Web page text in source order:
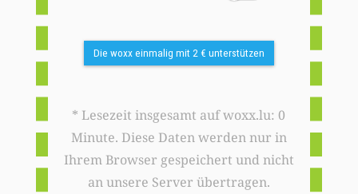
Die woxx einmalig mit 2 € unterstützen
* Lesezeit insgesamt auf woxx.lu: 0
Minute. Diese Daten werden nur in
Ihrem Browser gespeichert und nicht
an unsere Server übertragen.